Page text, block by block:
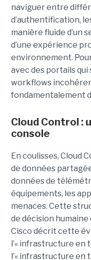
naviguer entre
d’authentification,
manière fluide d’un
d’une expérience
environnement.
avec des portails
workflows
fondamentalement
Cloud Control :
console
En coulisses, Cloud
de données
données de
équipements, les
menaces. Cette
de décision
Cisco décrit cette
l’« infrastructure en
l’« infrastructure en